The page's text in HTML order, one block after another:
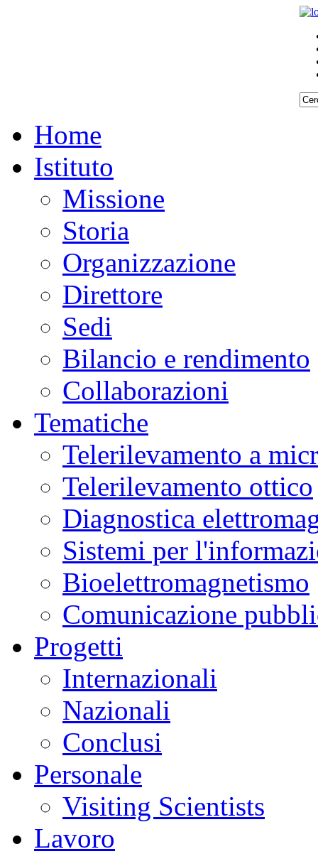
Home
Istituto
Missione
Storia
Organizzazione
Direttore
Sedi
Bilancio e rendimento
Collaborazioni
Tematiche
Telerilevamento a
Telerilevamento ottico
Diagnostica
Sistemi per
Bioelettromagnetismo
Comunicazione
Progetti
Internazionali
Nazionali
Conclusi
Personale
Visiting Scientists
Lavoro